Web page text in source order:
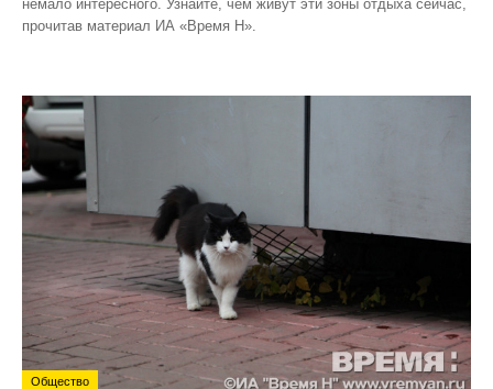
немало интересного. Узнайте, чем живут эти зоны отдыха сейчас,
прочитав материал ИА «Время Н».
Общество